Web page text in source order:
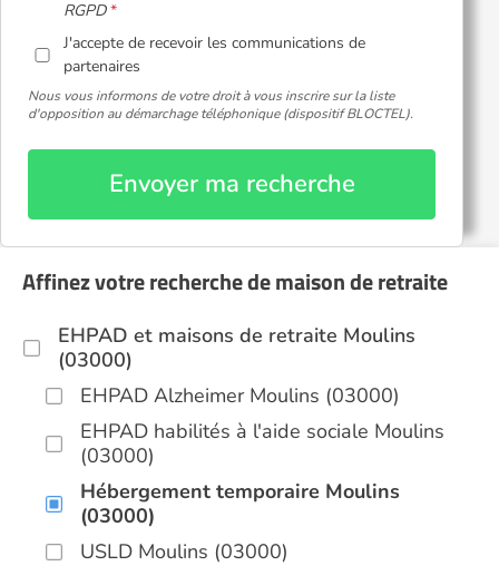
RGPD
J'accepte de recevoir les communications de
partenaires
Nous vous informons de votre droit à vous inscrire sur la liste
d'opposition au démarchage téléphonique (dispositif BLOCTEL).
Envoyer ma recherche
Affinez votre recherche de maison de retraite
EHPAD et maisons de retraite Moulins
(03000)
EHPAD Alzheimer Moulins (03000)
EHPAD habilités à l'aide sociale Moulins
(03000)
Hébergement temporaire Moulins
(03000)
USLD Moulins (03000)